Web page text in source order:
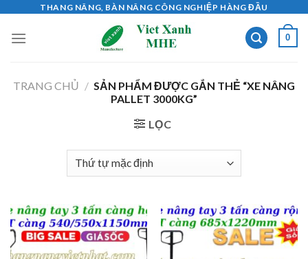
content
THANG NÂNG, BÀN NÂNG CÔNG NGHIỆP HÀNG ĐẦU
0
TRANG CHỦ / SẢN PHẨM ĐƯỢC GẮN THẺ “XE NÂNG
PALLET 3000KG”
LỌC